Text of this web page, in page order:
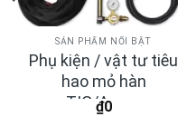
SẢN PHẨM NỔI BẬT
Phụ kiện / vật tư tiêu
hao mỏ hàn
TIG/Argon
₫0